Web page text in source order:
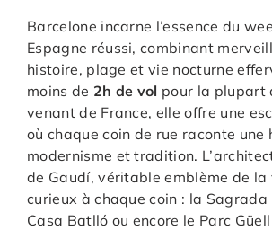
Barcelone incarne l’essence du
Espagne réussi, combinant
histoire, plage et vie nocturne
moins de 2h de vol pour la plupart
venant de France, elle offre une
où chaque coin de rue raconte une
modernisme et tradition.
de Gaudí, véritable emblème de
curieux à chaque coin : la Sagrada
Casa Batlló ou encore le Parc